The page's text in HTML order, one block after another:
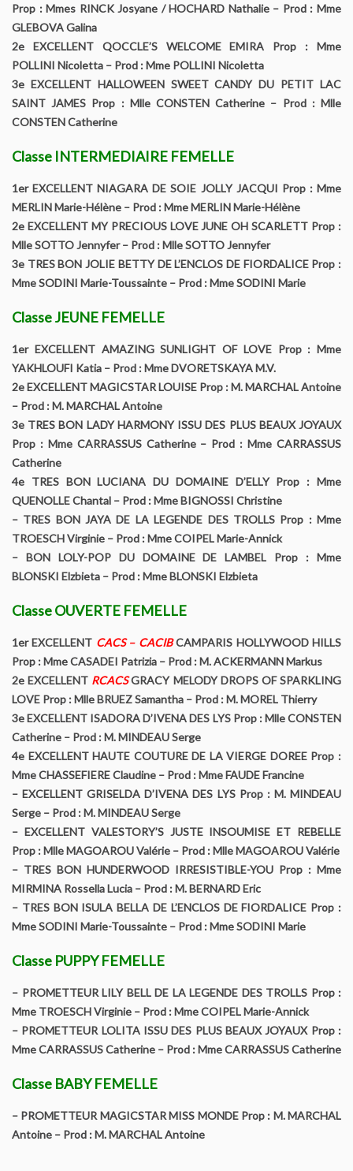
Les réunions amicales
Reportages
Nationales D’élevage
Championnat de France
Journées amicales
Spéciales de race
Prop : Mmes RINCK Josyane / HOCHARD Nathalie – Prod : Mme
GLEBOVA Galina
2e EXCELLENT QOCCLE’S WELCOME EMIRA Prop : Mme
POLLINI Nicoletta – Prod : Mme POLLINI Nicoletta
3e EXCELLENT HALLOWEEN SWEET CANDY DU PETIT LAC
SAINT JAMES Prop : Mlle CONSTEN Catherine – Prod : Mlle
CONSTEN Catherine
Classe INTERMEDIAIRE FEMELLE
1er EXCELLENT NIAGARA DE SOIE JOLLY JACQUI Prop : Mme
MERLIN Marie-Hélène – Prod : Mme MERLIN Marie-Hélène
2e EXCELLENT MY PRECIOUS LOVE JUNE OH SCARLETT Prop :
Mlle SOTTO Jennyfer – Prod : Mlle SOTTO Jennyfer
3e TRES BON JOLIE BETTY DE L’ENCLOS DE FIORDALICE Prop :
Mme SODINI Marie-Toussainte – Prod : Mme SODINI Marie
Classe JEUNE FEMELLE
1er EXCELLENT AMAZING SUNLIGHT OF LOVE Prop : Mme
YAKHLOUFI Katia – Prod : Mme DVORETSKAYA M.V.
2e EXCELLENT MAGICSTAR LOUISE Prop : M. MARCHAL Antoine
– Prod : M. MARCHAL Antoine
3e TRES BON LADY HARMONY ISSU DES PLUS BEAUX JOYAUX
Prop : Mme CARRASSUS Catherine – Prod : Mme CARRASSUS
Catherine
4e TRES BON LUCIANA DU DOMAINE D’ELLY Prop : Mme
QUENOLLE Chantal – Prod : Mme BIGNOSSI Christine
– TRES BON JAYA DE LA LEGENDE DES TROLLS Prop : Mme
TROESCH Virginie – Prod : Mme COIPEL Marie-Annick
– BON LOLY-POP DU DOMAINE DE LAMBEL Prop : Mme
BLONSKI Elzbieta – Prod : Mme BLONSKI Elzbieta
Classe OUVERTE FEMELLE
1er EXCELLENT CACS – CACIBCAMPARIS HOLLYWOOD HILLS
Prop : Mme CASADEI Patrizia – Prod : M. ACKERMANN Markus
2e EXCELLENT RCACSGRACY MELODY DROPS OF SPARKLING
LOVE Prop : Mlle BRUEZ Samantha – Prod : M. MOREL Thierry
3e EXCELLENT ISADORA D’IVENA DES LYS Prop : Mlle CONSTEN
Catherine – Prod : M. MINDEAU Serge
4e EXCELLENT HAUTE COUTURE DE LA VIERGE DOREE Prop :
Mme CHASSEFIERE Claudine – Prod : Mme FAUDE Francine
– EXCELLENT GRISELDA D’IVENA DES LYS Prop : M. MINDEAU
Serge – Prod : M. MINDEAU Serge
– EXCELLENT VALESTORY’S JUSTE INSOUMISE ET REBELLE
Prop : Mlle MAGOAROU Valérie – Prod : Mlle MAGOAROU Valérie
– TRES BON HUNDERWOOD IRRESISTIBLE-YOU Prop : Mme
MIRMINA Rossella Lucia – Prod : M. BERNARD Eric
– TRES BON ISULA BELLA DE L’ENCLOS DE FIORDALICE Prop :
Mme SODINI Marie-Toussainte – Prod : Mme SODINI Marie
Classe PUPPY FEMELLE
– PROMETTEUR LILY BELL DE LA LEGENDE DES TROLLS Prop :
Mme TROESCH Virginie – Prod : Mme COIPEL Marie-Annick
– PROMETTEUR LOLITA ISSU DES PLUS BEAUX JOYAUX Prop :
Mme CARRASSUS Catherine – Prod : Mme CARRASSUS Catherine
Classe BABY FEMELLE
– PROMETTEUR MAGICSTAR MISS MONDE Prop : M. MARCHAL
Antoine – Prod : M. MARCHAL Antoine